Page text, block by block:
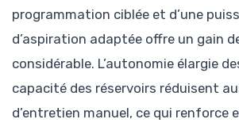
programmation ciblée et d’une
d’aspiration adaptée offre un gain
considérable. L’autonomie élargie
capacité des réservoirs réduisent
d’entretien manuel, ce qui renforce